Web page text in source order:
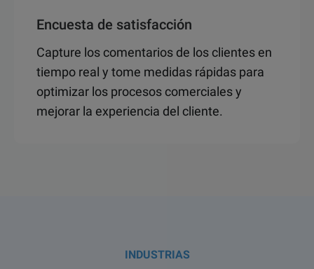
Encuesta de satisfacción
Capture los comentarios de los clientes en
tiempo real y tome medidas rápidas para
optimizar los procesos comerciales y
mejorar la experiencia del cliente.
INDUSTRIAS